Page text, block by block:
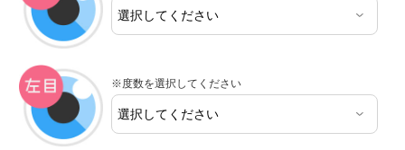
※度数を選択してください